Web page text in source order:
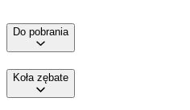
Do pobrania
Koła zębate